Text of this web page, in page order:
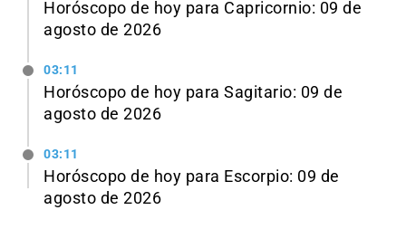
Horóscopo de hoy para Capricornio: 09 de
agosto de 2026
03:11
Horóscopo de hoy para Sagitario: 09 de
agosto de 2026
03:11
Horóscopo de hoy para Escorpio: 09 de
agosto de 2026